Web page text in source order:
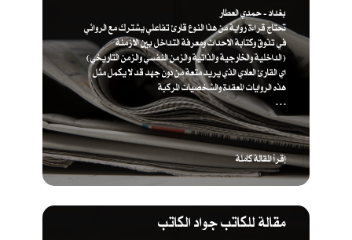
بغداد - حمدي العطار
تحتاج قراءة رواية من هذا النوع قارئ تفاعلي يشترك مع الروائي
في تذوق وكتابة الاحداث ومعرفة التداخل بين الازمنة
(الداخلية والخارجية والذاتية والزمن النفسي والزمن التاريخي)
اي القارئ العادي الذي يريد متعة من دون جهد قد لا يكمل مثل
هذه الروايات المعقدة والشخصيات المركبة
. . .
إقرأ المقالة كاملة
مقالة للكاتب جواد الكاتب